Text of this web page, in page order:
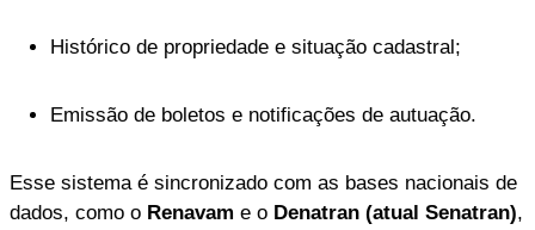
Histórico de propriedade e situação cadastral;
Emissão de boletos e notificações de autuação.
Esse sistema é sincronizado com as bases nacionais de
dados, como o Renavam e o Denatran (atual Senatran),